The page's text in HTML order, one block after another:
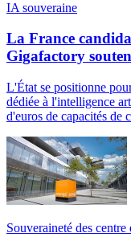
IA souveraine
La France
Gigafactory
L'État se positionne
dédiée à l'intelligence
d'euros de capacités de
Souveraineté des centre